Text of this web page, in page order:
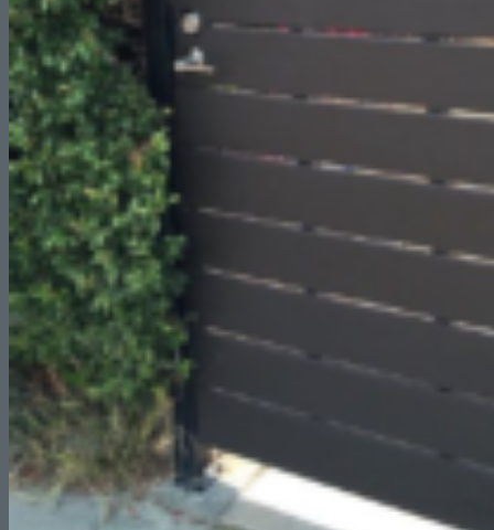
Reformas de Cafeterías
Reformas de Oficinas
Presupuestos
¿Cuánto cuesta Reformar un Piso?